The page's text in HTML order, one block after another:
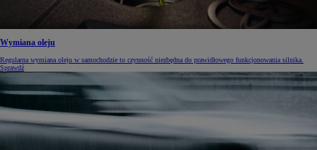
Wymiana oleju
Regularna wymiana oleju w samochodzie to czynność niezbędna do prawidłowego funkcjonowania silnika.
Sprawdź